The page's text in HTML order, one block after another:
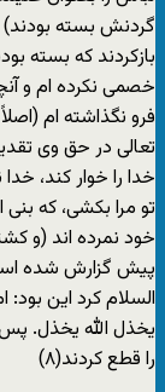
گردنش بسته بودند)
بازکردند که بسته
خصمی نکرده ام و
فرو نگذاشته ام
تعالی در حق وی
خدا را خوار کند،
تو مرا بکشی، که
خود نمرده اند (و
پیش گزارش شده
السلام کرد این
یخذل الله یخذل.
را قطع کردند(۸)